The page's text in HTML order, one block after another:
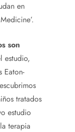
en
son
estudio,
Eaton-
tratados
estudio
terapia